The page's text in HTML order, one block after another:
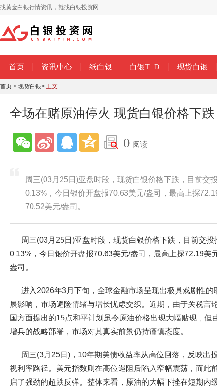
找黄金白银行情资讯，就找白银投资网
首页 资讯中心 纸白银 白银T+D 现货白银
首页 > 现货白银> 正文
全场在赌原油停火 现货白银价格下跌
0 阅读
周三(03月25日)亚盘时段，现货白银价格下跌，目前交
0.13%，今日银价开盘报70.63美元/盎司，最高上探
70.52美元/盎司。
周三(03月25日)亚盘时段，现货白银价格下跌，目前交
0.13%，今日银价开盘报70.63美元/盎司，最高上探72.19美
盎司。
进入2026年3月下旬，全球金融市场呈现出极具戏剧性
展影响，市场避险情绪与增长忧虑交织。近期，由于关税言
国方面提出的15点和平计划虽令原油价格出现大幅贴现，但
增兵的战略部署，市场对其真实前景仍持谨慎态度。
周三(3月25日)，10年期美债收益率从高位回落，反映出
视利率路径。美元指数则在高位遇阻后陷入窄幅震荡，而此
启了强劲的超跌反弹。整体来看，原油的大幅下挫在短期内